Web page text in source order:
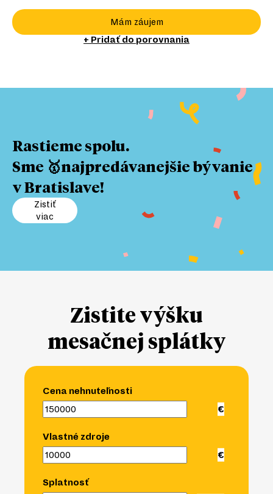
Mám záujem
+ Pridať do porovnania
Rastieme spolu.
Sme 🥇najpredávanejšie bývanie
v Bratislave!
Zistiť
viac
Zistite výšku
mesačnej splátky
Cena nehnuteľnosti
Vlastné zdroje
Splatnosť